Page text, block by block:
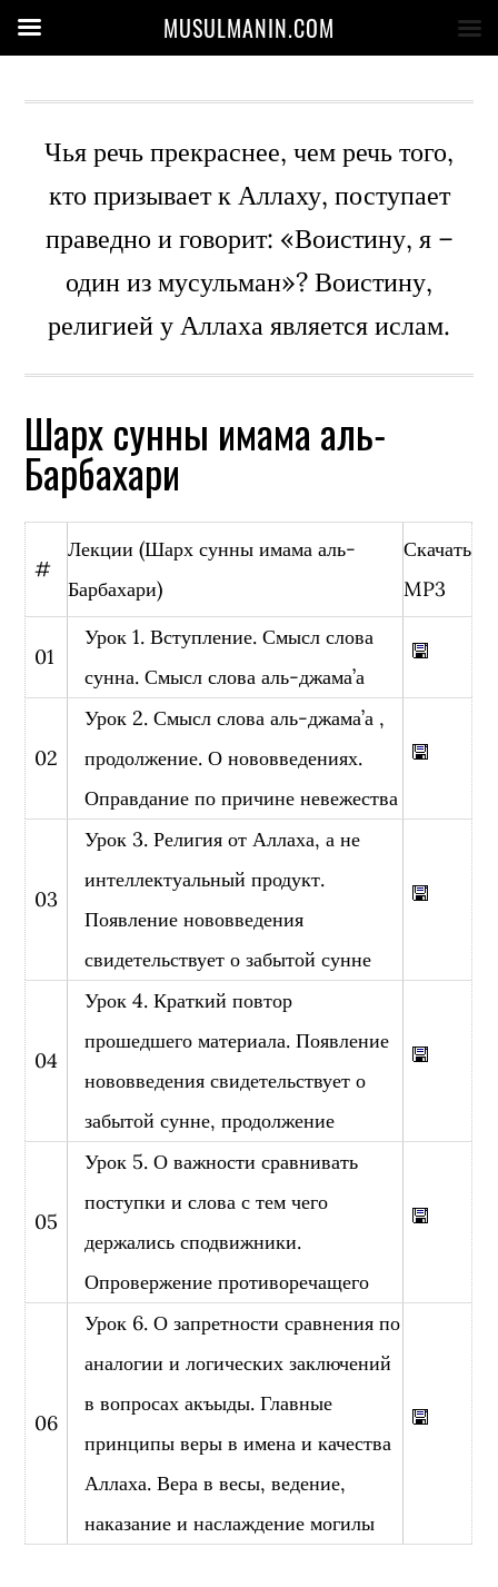
Чья речь прекраснее, чем речь того,
кто призывает к Аллаху, поступает
праведно и говорит: «Воистину, я –
один из мусульман»? Воистину,
религией у Аллаха является ислам.
Шарх сунны имама аль-
Барбахари
#
Лекции (Шарх сунны имама аль-
Барбахари)
Скачать
MP3
01
Урок 1. Вступление. Смысл слова
сунна. Смысл слова аль-джама’а
02
Урок 2. Смысл слова аль-джама’а ,
продолжение. О нововведениях.
Оправдание по причине невежества
03
Урок 3. Религия от Аллаха, а не
интеллектуальный продукт.
Появление нововведения
свидетельствует о забытой сунне
04
Урок 4. Краткий повтор
прошедшего материала. Появление
нововведения свидетельствует о
забытой сунне, продолжение
05
Урок 5. О важности сравнивать
поступки и слова с тем чего
держались сподвижники.
Опровержение противоречащего
06
Урок 6. О запретности сравнения по
аналогии и логических заключений
в вопросах акъыды. Главные
принципы веры в имена и качества
Аллаха. Вера в весы, ведение,
наказание и наслаждение могилы
MUSULMANIN.COM